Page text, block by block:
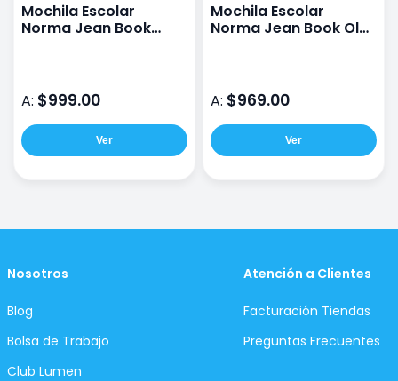
Mochila Escolar
Norma Jean Book
A: $999.00
Ver
Mochila Escolar
Norma Jean Book Old
A: $969.00
Ver
Nosotros
Blog
Bolsa de Trabajo
Club Lumen
Atención a Clientes
Facturación Tiendas
Preguntas Frecuentes